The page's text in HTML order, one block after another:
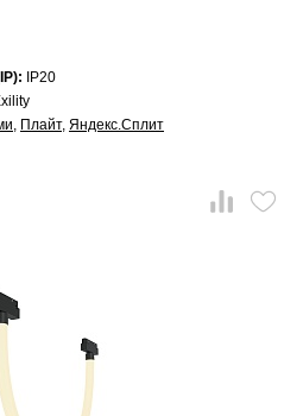
IP20
, Плайт, Яндекс.Сплит